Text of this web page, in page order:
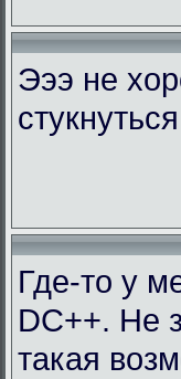
Эээ не
Где-то у
DC++. Не
такая